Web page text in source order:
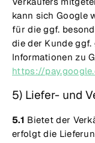
kann sich Google
für die ggf.
die der Kunde
Informationen zu
https://
5) Liefer- und
5.1 Bietet der
erfolgt die